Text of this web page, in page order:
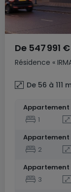
Résidence «
De 547 991 €
De 56 à 111
Appartement
1
Appartement
2
Appartement
3